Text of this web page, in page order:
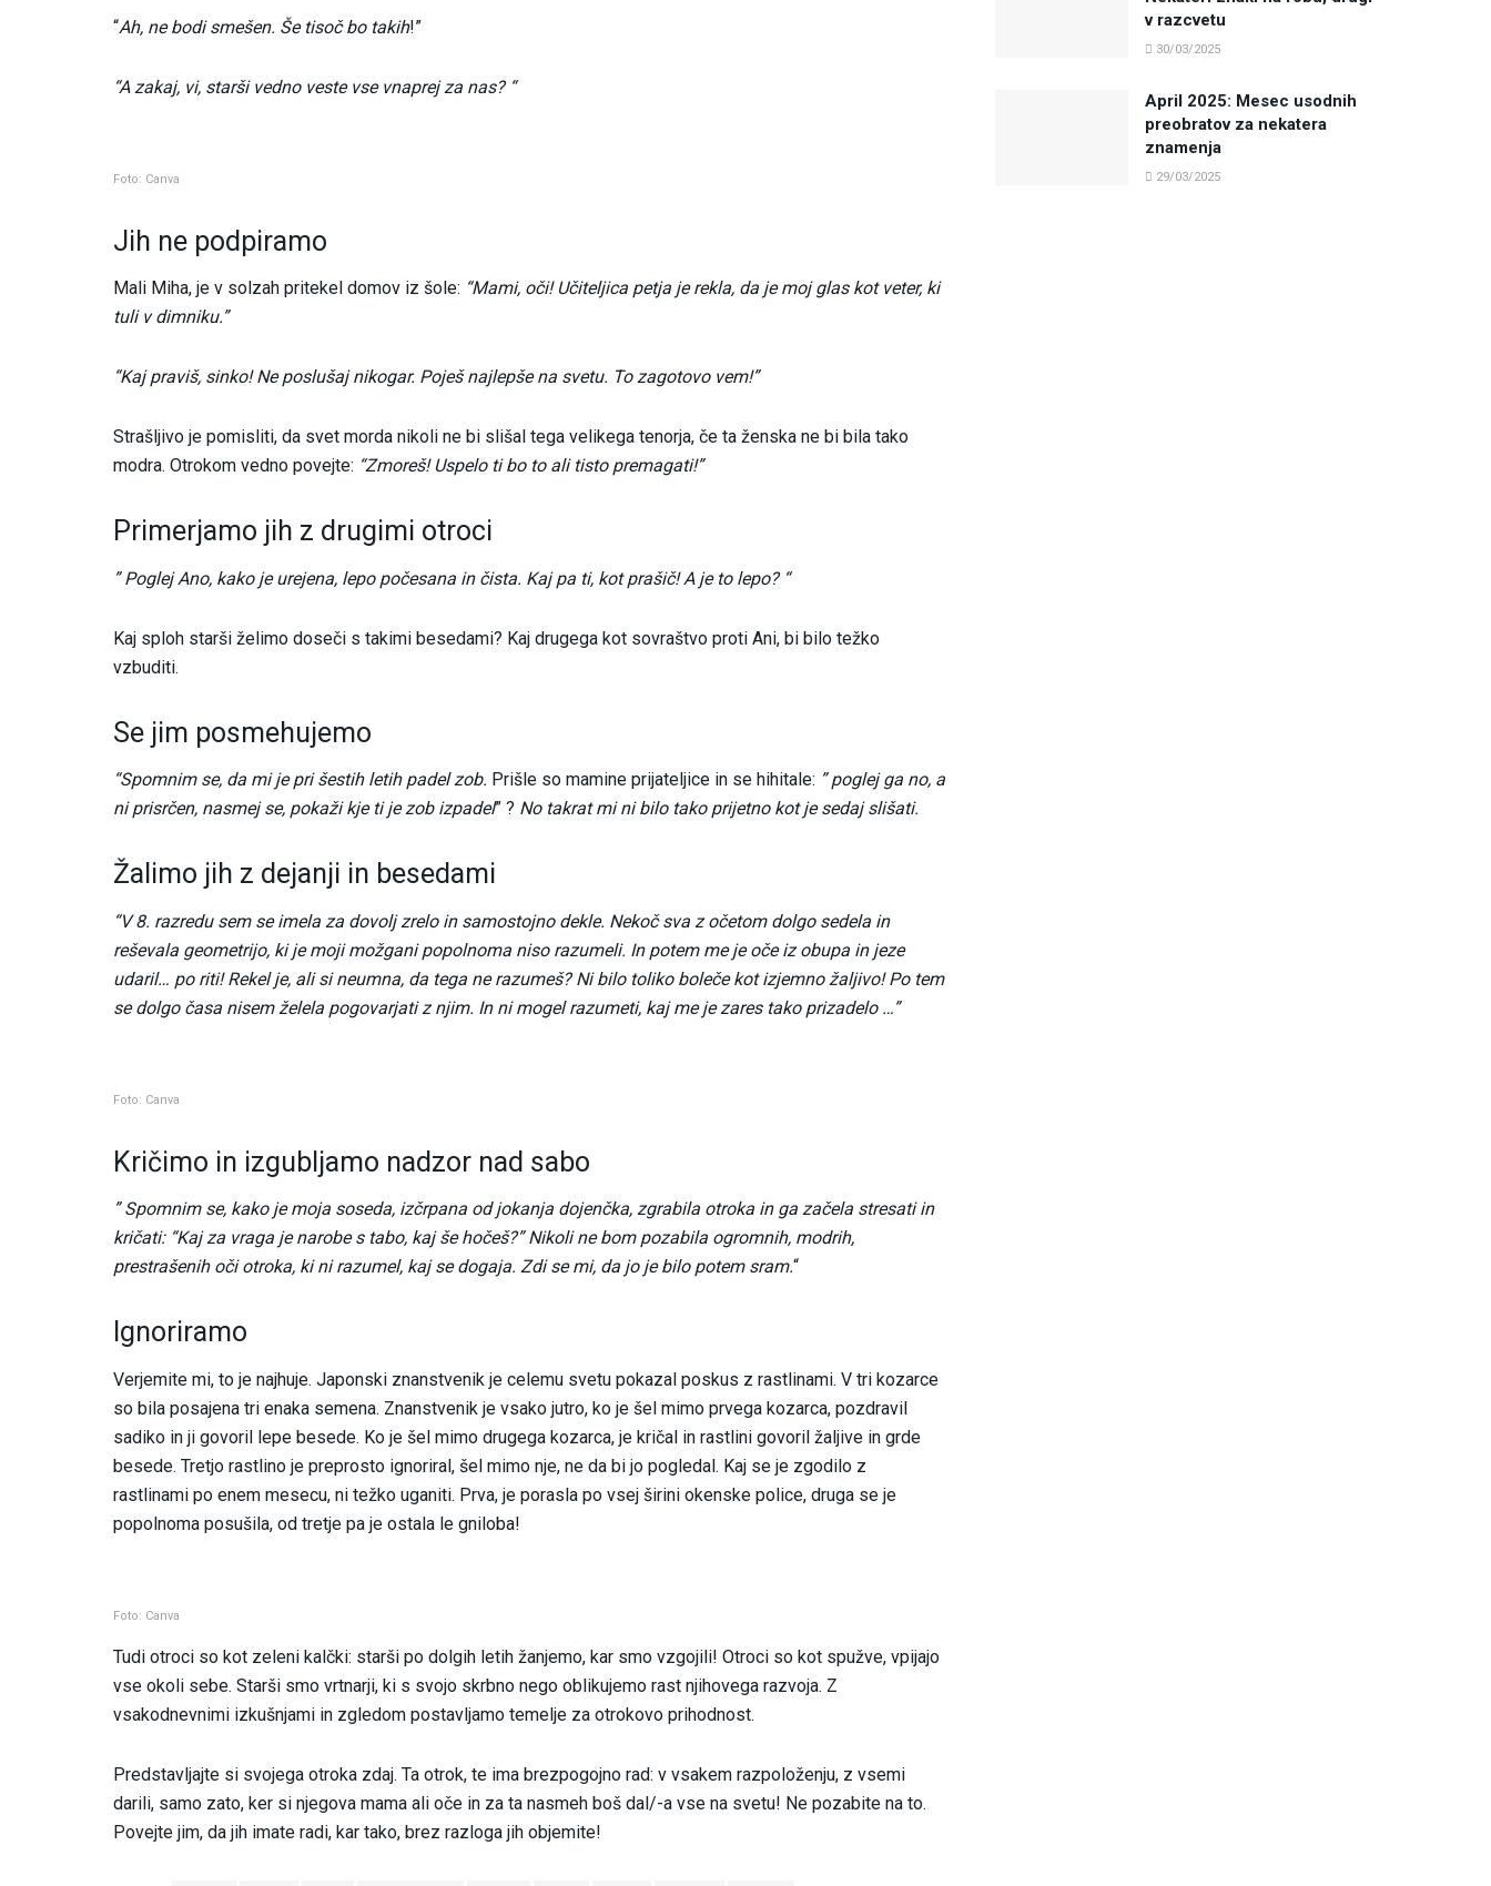
“Ah, ne bodi smešen. Še tisoč bo takih!”
“A zakaj, vi, starši vedno veste vse vnaprej za nas? “
Foto: Canva
Jih ne podpiramo
Mali Miha, je v solzah pritekel domov iz šole: “Mami, oči! Učiteljica petja je rekla, da je moj glas kot veter, ki
tuli v dimniku.”
“Kaj praviš, sinko! Ne poslušaj nikogar. Poješ najlepše na svetu. To zagotovo vem!”
Strašljivo je pomisliti, da svet morda nikoli ne bi slišal tega velikega tenorja, če ta ženska ne bi bila tako
modra. Otrokom vedno povejte: “Zmoreš! Uspelo ti bo to ali tisto premagati!”
Primerjamo jih z drugimi otroci
” Poglej Ano, kako je urejena, lepo počesana in čista. Kaj pa ti, kot prašič! A je to lepo? “
Kaj sploh starši želimo doseči s takimi besedami? Kaj drugega kot sovraštvo proti Ani, bi bilo težko
vzbuditi.
Se jim posmehujemo
“Spomnim se, da mi je pri šestih letih padel zob. Prišle so mamine prijateljice in se hihitale: ” poglej ga no, a
ni prisrčen, nasmej se, pokaži kje ti je zob izpadel” ? No takrat mi ni bilo tako prijetno kot je sedaj slišati.
Žalimo jih z dejanji in besedami
“V 8. razredu sem se imela za dovolj zrelo in samostojno dekle. Nekoč sva z očetom dolgo sedela in
reševala geometrijo, ki je moji možgani popolnoma niso razumeli. In potem me je oče iz obupa in jeze
udaril… po riti! Rekel je, ali si neumna, da tega ne razumeš? Ni bilo toliko boleče kot izjemno žaljivo! Po tem
se dolgo časa nisem želela pogovarjati z njim. In ni mogel razumeti, kaj me je zares tako prizadelo …”
Foto: Canva
Kričimo in izgubljamo nadzor nad sabo
” Spomnim se, kako je moja soseda, izčrpana od jokanja dojenčka, zgrabila otroka in ga začela stresati in
kričati: “Kaj za vraga je narobe s tabo, kaj še hočeš?” Nikoli ne bom pozabila ogromnih, modrih,
prestrašenih oči otroka, ki ni razumel, kaj se dogaja. Zdi se mi, da jo je bilo potem sram.“
Ignoriramo
Verjemite mi, to je najhuje. Japonski znanstvenik je celemu svetu pokazal poskus z rastlinami. V tri kozarce
so bila posajena tri enaka semena. Znanstvenik je vsako jutro, ko je šel mimo prvega kozarca, pozdravil
sadiko in ji govoril lepe besede. Ko je šel mimo drugega kozarca, je kričal in rastlini govoril žaljive in grde
besede. Tretjo rastlino je preprosto ignoriral, šel mimo nje, ne da bi jo pogledal. Kaj se je zgodilo z
rastlinami po enem mesecu, ni težko uganiti. Prva, je porasla po vsej širini okenske police, druga se je
popolnoma posušila, od tretje pa je ostala le gniloba!
Foto: Canva
Tudi otroci so kot zeleni kalčki: starši po dolgih letih žanjemo, kar smo vzgojili! Otroci so kot spužve, vpijajo
vse okoli sebe. Starši smo vrtnarji, ki s svojo skrbno nego oblikujemo rast njihovega razvoja. Z
vsakodnevnimi izkušnjami in zgledom postavljamo temelje za otrokovo prihodnost.
Predstavljajte si svojega otroka zdaj. Ta otrok, te ima brezpogojno rad: v vsakem razpoloženju, z vsemi
darili, samo zato, ker si njegova mama ali oče in za ta nasmeh boš dal/-a vse na svetu! Ne pozabite na to.
Povejte jim, da jih imate radi, kar tako, brez razloga jih objemite!
v razcvetu
30/03/2025
April 2025: Mesec usodnih
preobratov za nekatera
znamenja
29/03/2025